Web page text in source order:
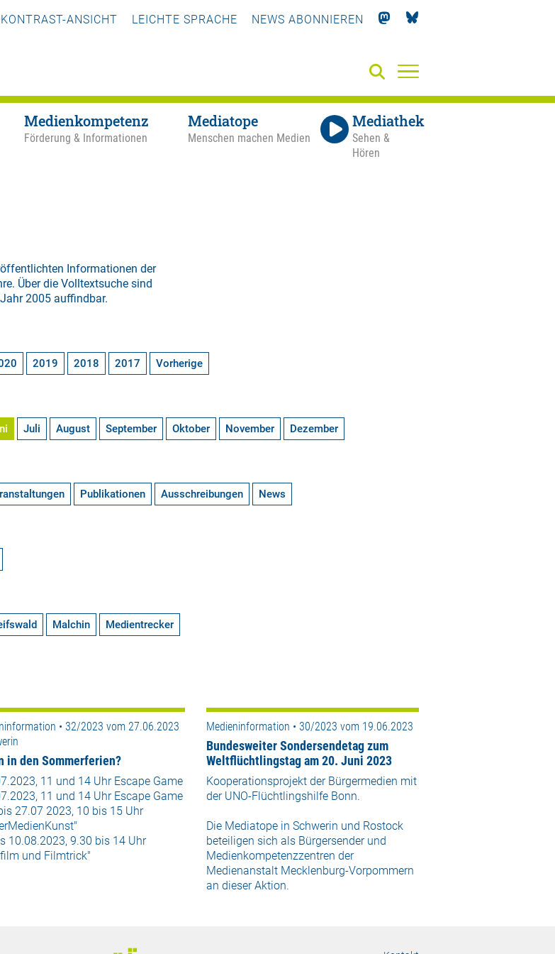
KONTRAST-ANSICHT LEICHTE SPRACHE NEWS ABONNIEREN
Medienkompetenz
Förderung & Informationen
Mediatope
Menschen machen Medien
Mediathek
Sehen &
Hören
Informationen der
Über die Volltextsuche sind
2005 auffindbar.
2019 2018 2017 Vorherige
Juli August September Oktober November Dezember
Publikationen Ausschreibungen News
Malchin Medientrecker
• 32/2023 vom 27.06.2023
in den Sommerferien?
11 und 14 Uhr Escape Game
11 und 14 Uhr Escape Game
27.07 2023, 10 bis 15 Uhr
10.08.2023, 9.30 bis 14 Uhr
und Filmtrick"
Medieninformation • 30/2023 vom 19.06.2023
Bundesweiter Sondersendetag zum
Weltflüchtlingstag am 20. Juni 2023
Kooperationsprojekt der Bürgermedien mit
der UNO-Flüchtlingshilfe Bonn.
Die Mediatope in Schwerin und Rostock
beteiligen sich als Bürgersender und
Medienkompetenzzentren der
Medienanstalt Mecklenburg-Vorpommern
an dieser Aktion.